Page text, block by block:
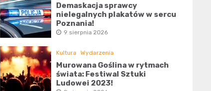
Demaskacja sprawcy
nielegalnych plakatów w sercu
Poznania!
9 sierpnia 2026
Kultura Wydarzenia
Murowana Goślina w rytmach
świata: Festiwal Sztuki
Ludowej 2023!